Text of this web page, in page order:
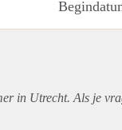
in Utrecht. Als je